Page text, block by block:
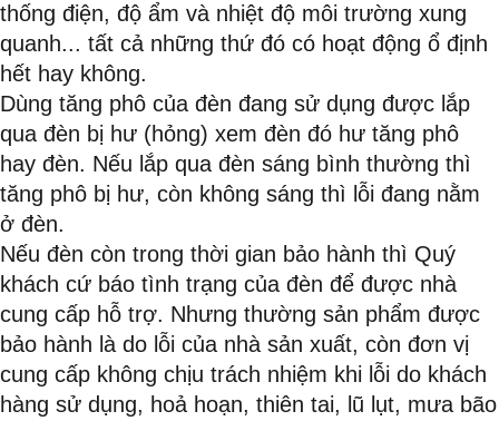
thống điện, độ ẩm và nhiệt độ môi trường xung
quanh... tất cả những thứ đó có hoạt động ổ định
hết hay không.
Dùng tăng phô của đèn đang sử dụng được lắp
qua đèn bị hư (hỏng) xem đèn đó hư tăng phô
hay đèn. Nếu lắp qua đèn sáng bình thường thì
tăng phô bị hư, còn không sáng thì lỗi đang nằm
ở đèn.
Nếu đèn còn trong thời gian bảo hành thì Quý
khách cứ báo tình trạng của đèn để được nhà
cung cấp hỗ trợ. Nhưng thường sản phẩm được
bảo hành là do lỗi của nhà sản xuất, còn đơn vị
cung cấp không chịu trách nhiệm khi lỗi do khách
hàng sử dụng, hoả hoạn, thiên tai, lũ lụt, mưa bão